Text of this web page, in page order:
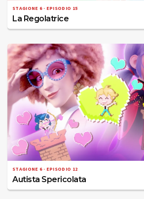
STAGIONE 6 · EPISODIO 15
La Regolatrice
STAGIONE 6 · EPISODIO 12
Autista Spericolata